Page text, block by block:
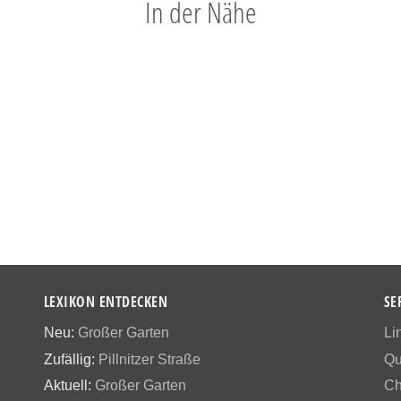
In der Nähe
LEXIKON ENTDECKEN
Neu: Großer Garten
Zufällig: Pillnitzer Straße
Aktuell: Großer Garten